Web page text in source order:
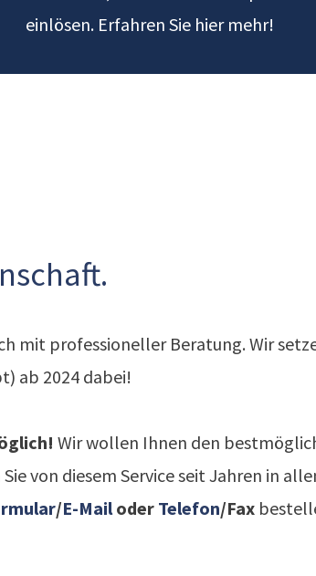
einlösen. Erfahren Sie hier mehr!
mit professioneller Beratung. Wir
ab 2024 dabei!
Wir wollen Ihnen den
von diesem Service seit Jahren in
/E-Mailoder Telefon/Fax